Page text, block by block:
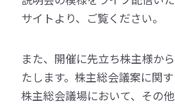
サイトより、ご覧ください。
また、開催に先立ち株主様か
たします。株主総会議案に関
株主総会議場において、その